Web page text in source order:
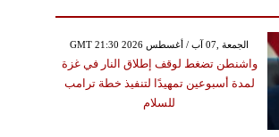
GMT 21:30 2026 الجمعة ,07 آب / أغسطس
واشنطن تضغط لوقف إطلاق النار في غزة
لمدة أسبوعين تمهيدًا لتنفيذ خطة ترامب
للسلام